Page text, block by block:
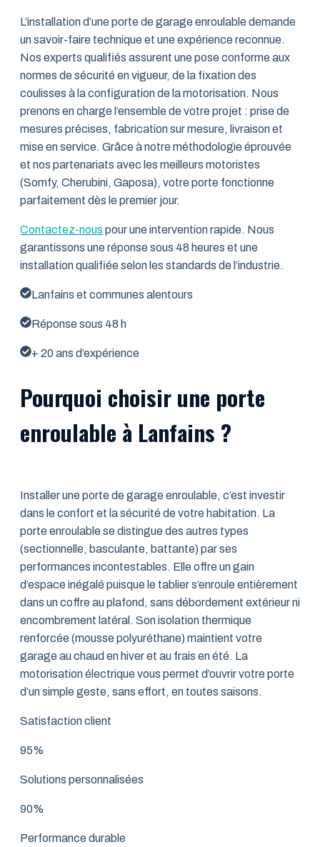
L’installation d’une porte de garage enroulable demande
un savoir-faire technique et une expérience reconnue.
Nos experts qualifiés assurent une pose conforme aux
normes de sécurité en vigueur, de la fixation des
coulisses à la configuration de la motorisation. Nous
prenons en charge l’ensemble de votre projet : prise de
mesures précises, fabrication sur mesure, livraison et
mise en service. Grâce à notre méthodologie éprouvée
et nos partenariats avec les meilleurs motoristes
(Somfy, Cherubini, Gaposa), votre porte fonctionne
parfaitement dès le premier jour.
Contactez-nous pour une intervention rapide. Nous
garantissons une réponse sous 48 heures et une
installation qualifiée selon les standards de l’industrie.
Lanfains et communes alentours
Réponse sous 48 h
+ 20 ans d’expérience
Pourquoi choisir une porte
enroulable à Lanfains ?
Installer une porte de garage enroulable, c’est investir
dans le confort et la sécurité de votre habitation. La
porte enroulable se distingue des autres types
(sectionnelle, basculante, battante) par ses
performances incontestables. Elle offre un gain
d’espace inégalé puisque le tablier s’enroule entièrement
dans un coffre au plafond, sans débordement extérieur ni
encombrement latéral. Son isolation thermique
renforcée (mousse polyuréthane) maintient votre
garage au chaud en hiver et au frais en été. La
motorisation électrique vous permet d’ouvrir votre porte
d’un simple geste, sans effort, en toutes saisons.
Satisfaction client
95%
Solutions personnalisées
90%
Performance durable